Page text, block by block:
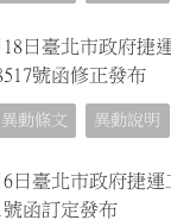
日臺北市政府捷
號函修正發布
異動條文 異動說明
日臺北市政府捷運
號函訂定發布